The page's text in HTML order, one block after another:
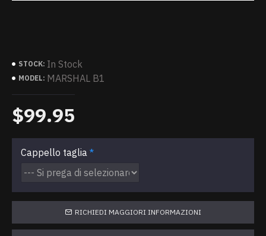
STOCK: In Stock
MODEL: MARSHAL B1
$99.95
Cappello taglia
RICHIEDI MAGGIORI INFORMAZIONI